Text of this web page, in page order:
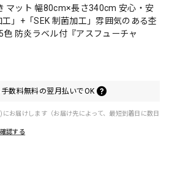
マット 幅80cm×長さ340cm 安心・安
」+「SEK 制菌加工」雰囲気のある杢
色 防炎ラベル付『アスフューチャ
手数料無料の翌月払いでOK
お届けします（お届け先によって、最短到着日に数日
認する